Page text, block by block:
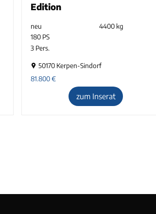
Edition
neu
4400 kg
180 PS
3 Pers.
50170 Kerpen-Sindorf
81.800€
zum Inserat